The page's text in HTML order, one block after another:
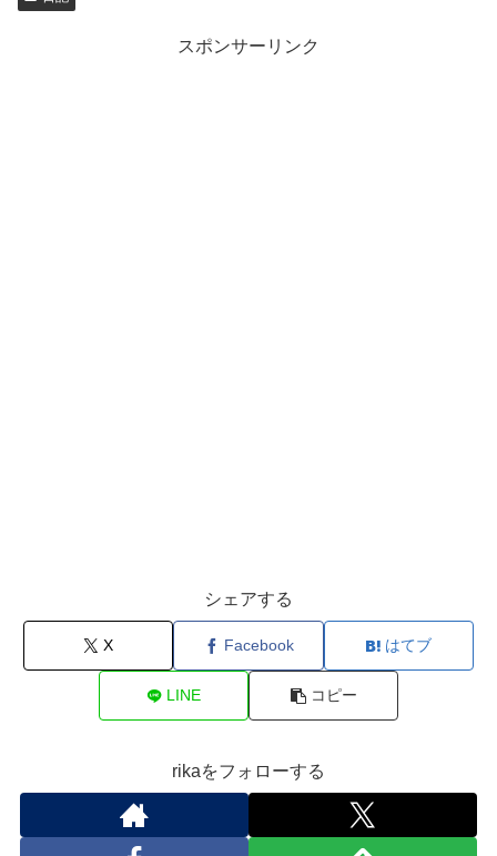
スポンサーリンク
シェアする
X Facebook はてブ
LINE コピー
rikaをフォローする